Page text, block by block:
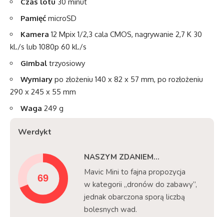
Pamięć microSD
Kamera 12 Mpix 1/2,3 cala CMOS, nagrywanie 2,7 K 30
kl./s lub 1080p 60 kl./s
Gimbal trzyosiowy
Wymiary po złożeniu 140 x 82 x 57 mm, po rozłożeniu
290 x 245 x 55 mm
Waga 249 g
Werdykt
NASZYM ZDANIEM...
Mavic Mini to fajna propozycja
w kategorii „dronów do zabawy”,
jednak obarczona sporą liczbą
bolesnych wad.